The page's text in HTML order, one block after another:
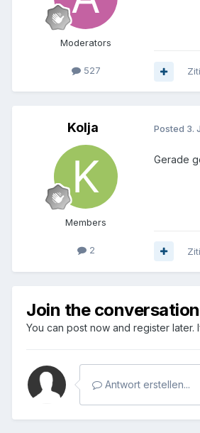
Moderators
527
Kolja
Members
2
Posted 3.
Gerade
Join the conversation
You can post now and register later.
Antwort erstellen...